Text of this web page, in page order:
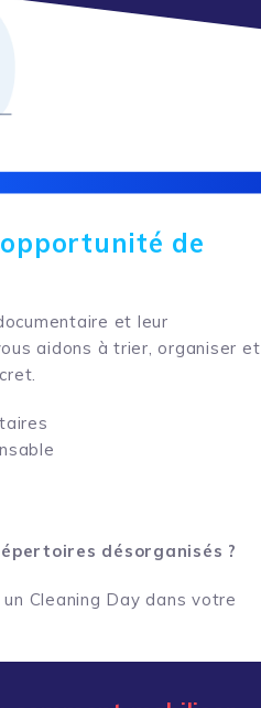
de
et leur
aidons à trier, organiser et
désorganisés ?
Cleaning Day dans votre